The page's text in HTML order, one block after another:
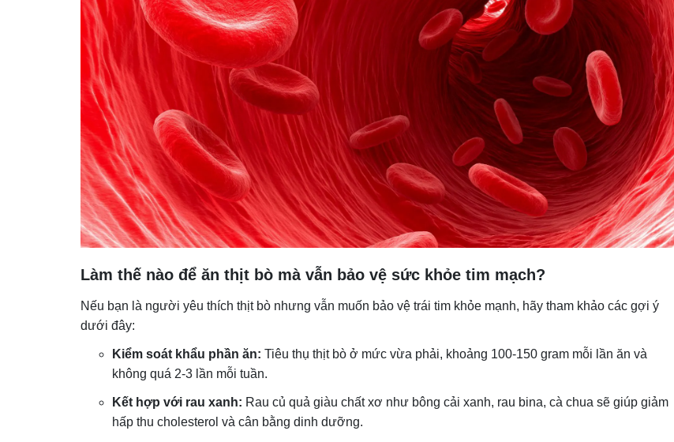
Làm thế nào để ăn thịt bò mà vẫn bảo vệ sức khỏe tim mạch?
Nếu bạn là người yêu thích thịt bò nhưng vẫn muốn bảo vệ trái tim khỏe mạnh, hãy tham khảo các gợi ý
dưới đây:
Kiểm soát khẩu phần ăn: Tiêu thụ thịt bò ở mức vừa phải, khoảng 100-150 gram mỗi lần ăn và
không quá 2-3 lần mỗi tuần.
Kết hợp với rau xanh: Rau củ quả giàu chất xơ như bông cải xanh, rau bina, cà chua sẽ giúp giảm
hấp thu cholesterol và cân bằng dinh dưỡng.